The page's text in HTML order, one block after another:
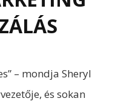
– mondja Sheryl
és sokan